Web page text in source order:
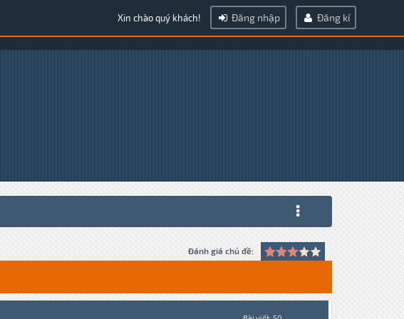
Xin chào quý khách! Đăng nhập Đăng kí
Đánh giá chủ đề: